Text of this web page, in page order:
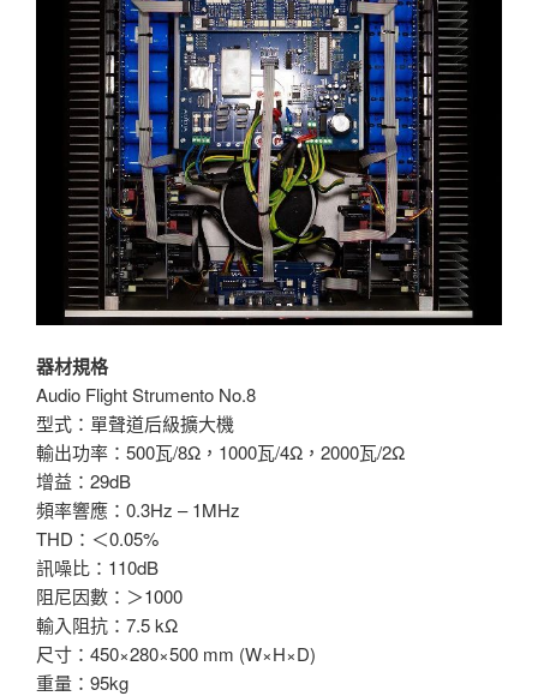
器材規格
Audio Flight Strumento No.8
型式：單聲道后級擴大機
輸出功率：500瓦/8Ω，1000瓦/4Ω，2000瓦/2Ω
增益：29dB
頻率響應：0.3Hz – 1MHz
THD：＜0.05%
訊噪比：110dB
阻尼因數：＞1000
輸入阻抗：7.5 kΩ
尺寸：450×280×500 mm (W×H×D)
重量：95kg